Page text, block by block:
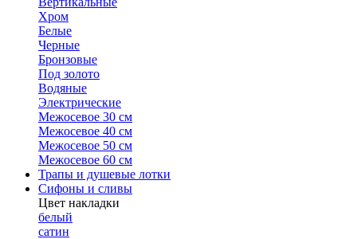
Хром
Белые
Черные
Бронзовые
Под золото
Водяные
Электрические
Межосевое 30 см
Межосевое 40 см
Межосевое 50 см
Межосевое 60 см
Трапы и душевые лотки
Сифоны и сливы
Цвет накладки
белый
сатин